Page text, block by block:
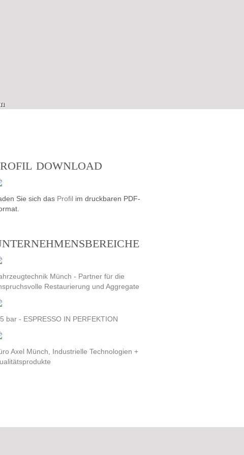
DOWNLOAD
Sie sich das Profil im druckbaren PDF-
Münch - Partner für die
Restaurierung und Aggregate
bar - ESPRESSO IN PERFEKTION
Axel Münch, Industrielle Technologien +